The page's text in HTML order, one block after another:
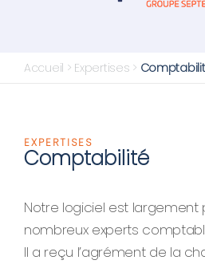
Accueil > Expertises >
EXPERTISES
Comptabilité
Notre logiciel est largement
nombreux experts
Il a reçu l’agrément de la